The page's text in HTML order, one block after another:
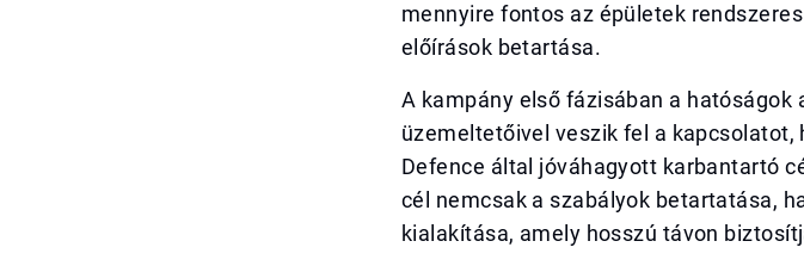
mennyire fontos az épületek
előírások betartása.
A kampány első fázisában a
üzemeltetőivel veszik fel a kapcsolatot,
Defence által jóváhagyott karbantartó
cél nemcsak a szabályok betartatása,
kialakítása, amely hosszú távon